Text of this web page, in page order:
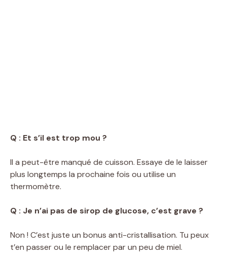
Q : Et s’il est trop mou ?
Il a peut-être manqué de cuisson. Essaye de le laisser
plus longtemps la prochaine fois ou utilise un
thermomètre.
Q : Je n’ai pas de sirop de glucose, c’est grave ?
Non ! C’est juste un bonus anti-cristallisation. Tu peux
t’en passer ou le remplacer par un peu de miel.